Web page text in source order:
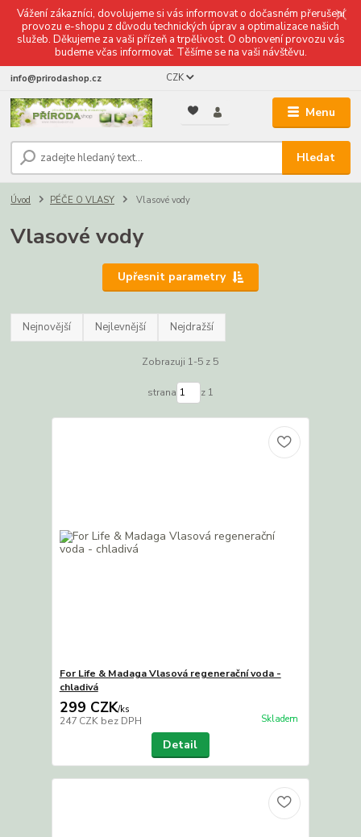
Vážení zákazníci, dovolujeme si vás informovat o dočasném přerušení
provozu e-shopu z důvodu technických úprav a optimalizace našich
služeb. Děkujeme za vaši přízeň a trpělivost. O obnovení provozu vás
budeme včas informovat. Těšíme se na vaši návštěvu.
Menu
CZK
Hledat
info@prirodashop.cz
Úvod PÉČE O VLASY Vlasové vody
Vlasové vody
Upřesnit parametry
Nejnovější Nejlevnější Nejdražší
Zobrazuji 1-5 z 5
strana z 1
For Life & Madaga Vlasová regenerační voda -
chladivá
299 CZK/ks
247 CZK bez DPH Skladem
Detail